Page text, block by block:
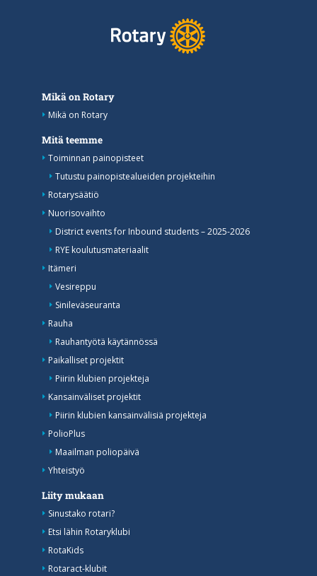
Mikä on Rotary
Mikä on Rotary
Mitä teemme
Toiminnan painopisteet
Tutustu painopistealueiden projekteihin
Rotarysäätiö
Nuorisovaihto
District events for Inbound students – 2025-2026
RYE koulutusmateriaalit
Itämeri
Vesireppu
Sinileväseuranta
Rauha
Rauhantyötä käytännössä
Paikalliset projektit
Piirin klubien projekteja
Kansainväliset projektit
Piirin klubien kansainvälisiä projekteja
PolioPlus
Maailman poliopäivä
Yhteistyö
Liity mukaan
Sinustako rotari?
Etsi lähin Rotaryklubi
RotaKids
Rotaract-klubit